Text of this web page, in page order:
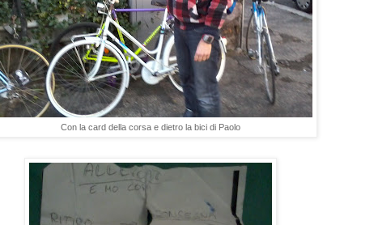
Con la card della corsa e dietro la bici di Paolo